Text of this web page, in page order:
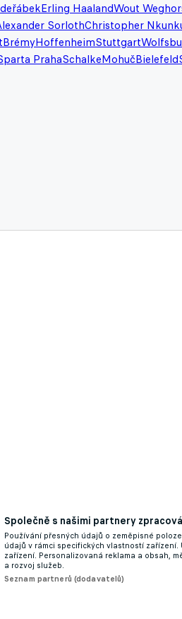
Erling HaalandWout
SorlothChristopher
BrémyHoffenheimStuttgart
PrahaSchalkeMohučBielefeld
Společně s našimi partnery
Používání přesných údajů o zeměpisné
údajů v rámci specifických vlastností
zařízení. Personalizovaná reklama a obsah,
a rozvoj služeb.
Seznam partnerů (dodavatelů)